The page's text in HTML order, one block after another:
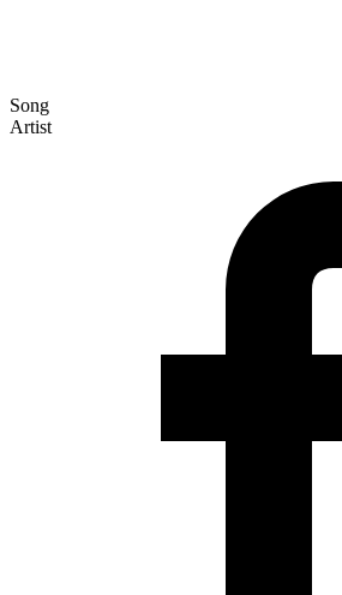
Song
Artist